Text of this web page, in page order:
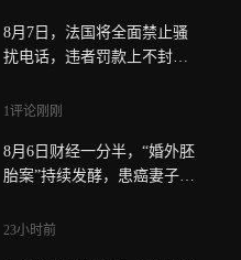
8月7日，法国将全面禁止骚
扰电话，违者罚款上不封
消费者同意的情况下联系对
意”
1评论刚刚
8月6日财经一分半，“婚外胚
胎案”持续发酵，患癌妻子首
面对质问，第三者称“我没
23小时前